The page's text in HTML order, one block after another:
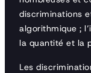
discriminations
algorithmique ;
la quantité et la
Les